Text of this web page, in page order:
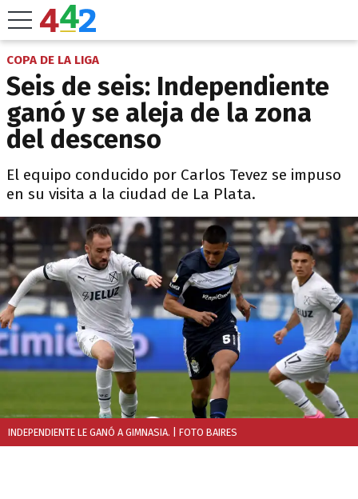
COPA DE LA LIGA
Seis de seis: Independiente
ganó y se aleja de la zona
del descenso
El equipo conducido por Carlos Tevez se impuso
en su visita a la ciudad de La Plata.
INDEPENDIENTE LE GANÓ A GIMNASIA. | FOTO BAIRES